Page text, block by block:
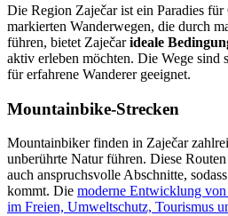
Die Region Zaječar ist ein Paradies
markierten Wanderwegen, die durch
führen, bietet Zaječarideale
aktiv erleben möchten. Die Wege sind
für erfahrene Wanderer geeignet.
Mountainbike-Strecken
Mountainbiker finden in Zaječar
unberührte Natur führen. Diese
auch anspruchsvolle Abschnitte,
kommt. Die moderne Entwicklung
im Freien, Umweltschutz, Tourismus